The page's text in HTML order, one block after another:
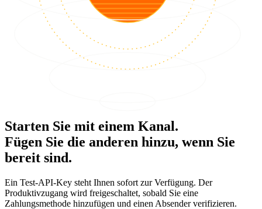
Starten Sie mit einem Kanal.
Fügen Sie die anderen hinzu, wenn Sie
bereit sind.
Ein Test-API-Key steht Ihnen sofort zur Verfügung. Der
Produktivzugang wird freigeschaltet, sobald Sie eine
Zahlungsmethode hinzufügen und einen Absender verifizieren.